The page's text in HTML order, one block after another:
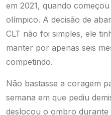
em 2021, quando
olímpico. A decisão de
CLT não foi simples, ele
manter por apenas seis
competindo.
Não bastasse a coragem
semana em que pediu
deslocou o ombro durante